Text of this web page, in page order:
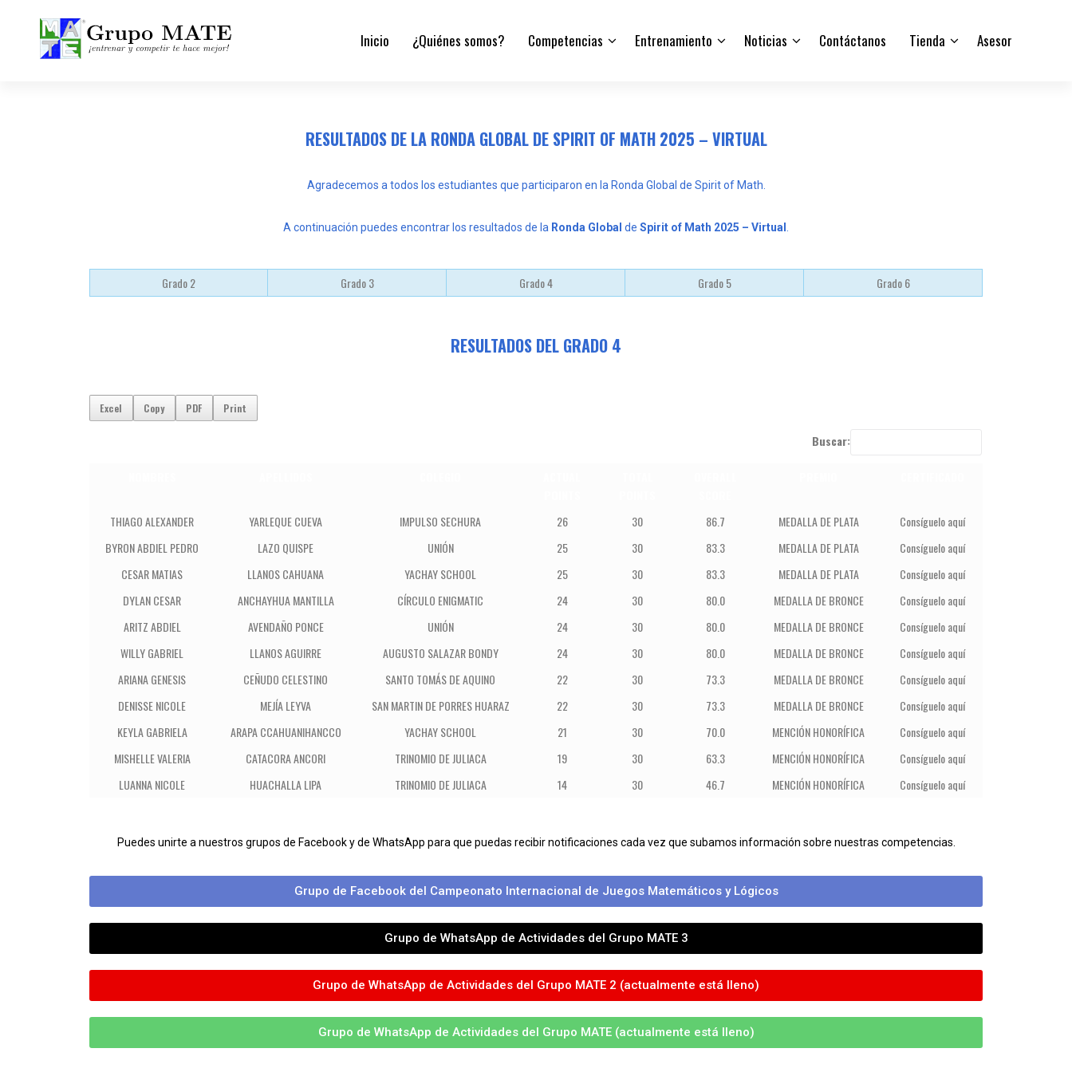
Inicio ¿Quiénes somos? Competencias Entrenamiento Noticias Contáctanos Tienda Asesor
RESULTADOS DE LA RONDA GLOBAL DE SPIRIT OF MATH 2025 – VIRTUAL
Agradecemos a todos los estudiantes que participaron en la Ronda Global de Spirit of Math.
A continuación puedes encontrar los resultados de la Ronda Global de Spirit of Math 2025 – Virtual
Grado 2 Grado 3 Grado 4 Grado 5 Grado 6
RESULTADOS DEL GRADO 4
Excel Copy PDF Print
Buscar:
THIAGO ALEXANDER YARLEQUE CUEVA IMPULSO SECHURA 26 30 86.7 MEDALLA DE PLATA
Consíguelo aquí
BYRON ABDIEL PEDRO
LAZO QUISPE UNIÓN 25 30 83.3 MEDALLA DE PLATA
Consíguelo aquí
CESAR MATIAS
LLANOS CAHUANA YACHAY SCHOOL 25 30 83.3 MEDALLA DE PLATA
Consíguelo aquí
DYLAN CESAR
ANCHAYHUA MANTILLA CÍRCULO ENIGMATIC 24 30 80.0 MEDALLA DE BRONCE
Consíguelo aquí
ARITZ ABDIEL
AVENDAÑO PONCE UNIÓN 24 30 80.0 MEDALLA DE BRONCE
Consíguelo aquí
WILLY GABRIEL
LLANOS AGUIRRE AUGUSTO SALAZAR BONDY 24 30 80.0 MEDALLA DE BRONCE
Consíguelo aquí
ARIANA GENESIS
CEÑUDO CELESTINO SANTO TOMÁS DE AQUINO 22 30 73.3 MEDALLA DE BRONCE
Consíguelo aquí
DENISSE NICOLE
MEJÍA LEYVA SAN MARTIN DE PORRES HUARAZ 22 30 73.3 MEDALLA DE BRONCE
Consíguelo aquí
KEYLA GABRIELA
ARAPA CCAHUANIHANCCO YACHAY SCHOOL 21 30 70.0 MENCIÓN HONORÍFICA
Consíguelo aquí
MISHELLE VALERIA
CATACORA ANCORI TRINOMIO DE JULIACA 19 30 63.3 MENCIÓN HONORÍFICA
Consíguelo aquí
LUANNA NICOLE
HUACHALLA LIPA TRINOMIO DE JULIACA 14 30 46.7 MENCIÓN HONORÍFICA Consíguelo aquí
Puedes unirte a nuestros grupos de Facebook y de WhatsApp para que puedas recibir notificaciones cada vez que subamos información sobre nuestras competencias.
Grupo de Facebook del Campeonato Internacional de Juegos Matemáticos y Lógicos
Grupo de WhatsApp de Actividades del Grupo MATE 3
Grupo de WhatsApp de Actividades del Grupo MATE 2 (actualmente está lleno)
Grupo de WhatsApp de Actividades del Grupo MATE (actualmente está lleno)